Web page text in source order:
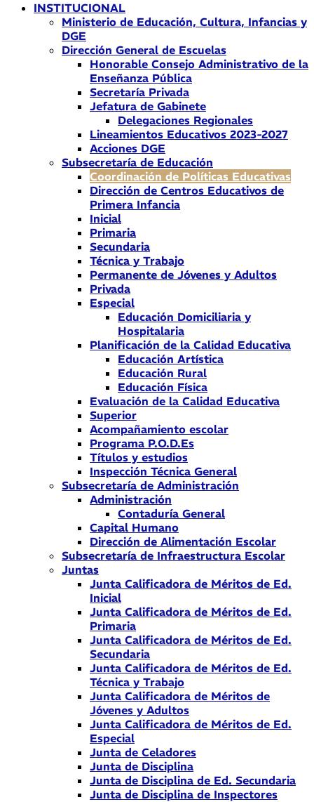
INSTITUCIONAL
Ministerio de Educación, Cultura, Infancias y
DGE
Dirección General de Escuelas
Honorable Consejo Administrativo de la
Enseñanza Pública
Secretaría Privada
Jefatura de Gabinete
Delegaciones Regionales
Lineamientos Educativos 2023-2027
Acciones DGE
Subsecretaría de Educación
Coordinación de Políticas Educativas
Dirección de Centros Educativos de
Primera Infancia
Inicial
Primaria
Secundaria
Técnica y Trabajo
Permanente de Jóvenes y Adultos
Privada
Especial
Educación Domiciliaria y
Hospitalaria
Planificación de la Calidad Educativa
Educación Artística
Educación Rural
Educación Física
Evaluación de la Calidad Educativa
Superior
Acompañamiento escolar
Programa P.O.D.Es
Títulos y estudios
Inspección Técnica General
Subsecretaría de Administración
Administración
Contaduría General
Capital Humano
Dirección de Alimentación Escolar
Subsecretaría de Infraestructura Escolar
Juntas
Junta Calificadora de Méritos de Ed.
Inicial
Junta Calificadora de Méritos de Ed.
Primaria
Junta Calificadora de Méritos de Ed.
Secundaria
Junta Calificadora de Méritos de Ed.
Técnica y Trabajo
Junta Calificadora de Méritos de
Jóvenes y Adultos
Junta Calificadora de Méritos de Ed.
Especial
Junta de Celadores
Junta de Disciplina
Junta de Disciplina de Ed. Secundaria
Junta de Disciplina de Inspectores